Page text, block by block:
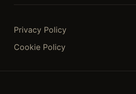
Privacy Policy
Cookie Policy